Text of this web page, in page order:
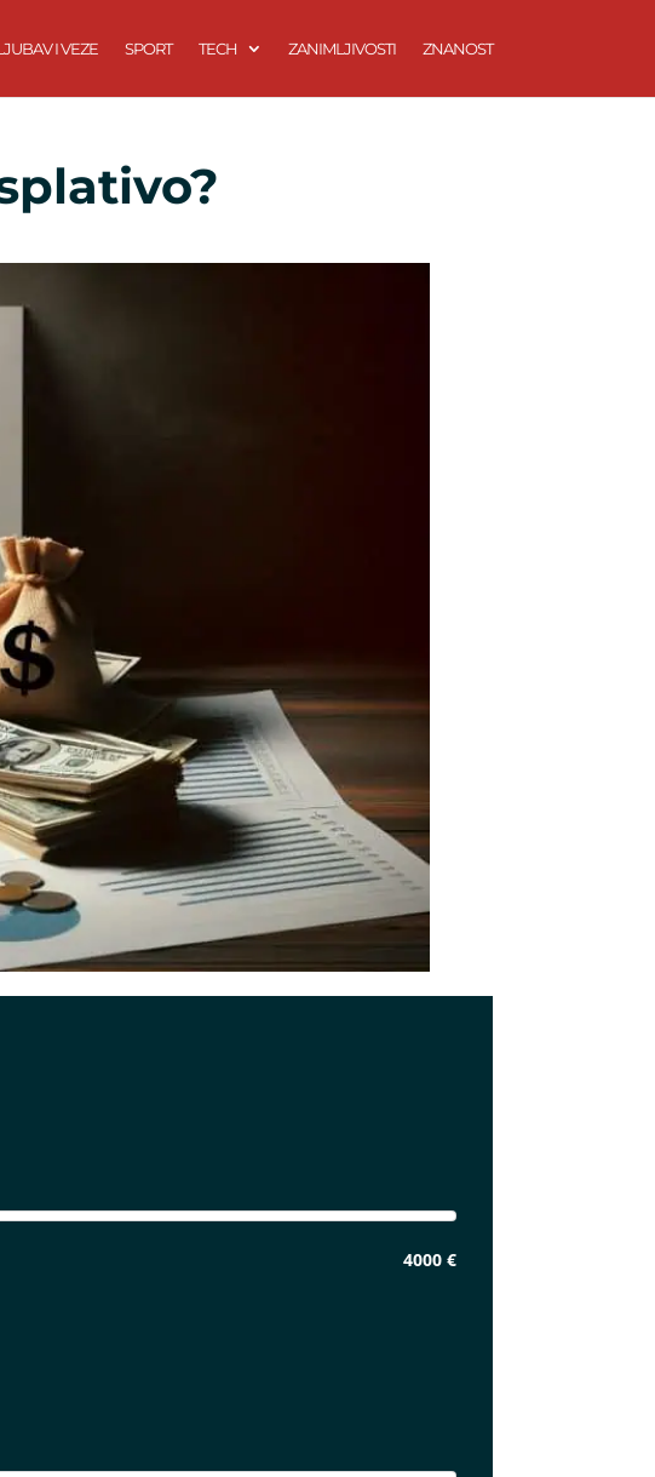
I VEZE SPORT TECH ZANIMLJIVOSTI ZNANOST
4000 €